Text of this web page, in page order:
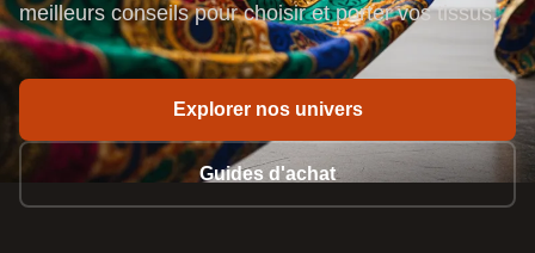
meilleurs conseils pour choisir et porter vos tissus.
Explorer nos univers
Guides d'achat